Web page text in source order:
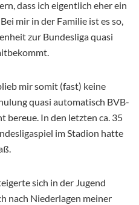
dass ich eigentlich eher ein
mir in der Familie ist es so,
zur Bundesliga quasi
mir somit (fast) keine
quasi automatisch BVB-
bereue. In den letzten ca. 35
im Stadion hatte
sich in der Jugend
nach Niederlagen meiner